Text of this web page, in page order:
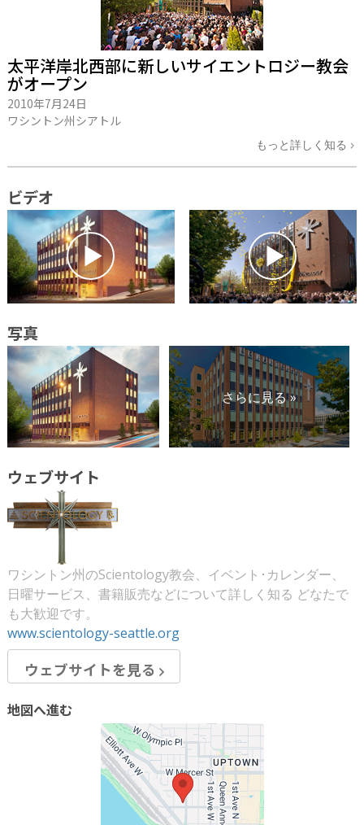
太平洋岸北西部に新しいサイエントロジー教会
がオープン
2010年7月24日
ワシントン州シアトル
もっと詳しく知る
ビデオ
写真
さらに見る »
ウェブサイト
ワシントン州のScientology教会、イベント･カレンダー、
日曜サービス、書籍販売などについて詳しく知る どなたで
も大歓迎です。
www.scientology-seattle.org
ウェブサイトを見る
地図へ進む